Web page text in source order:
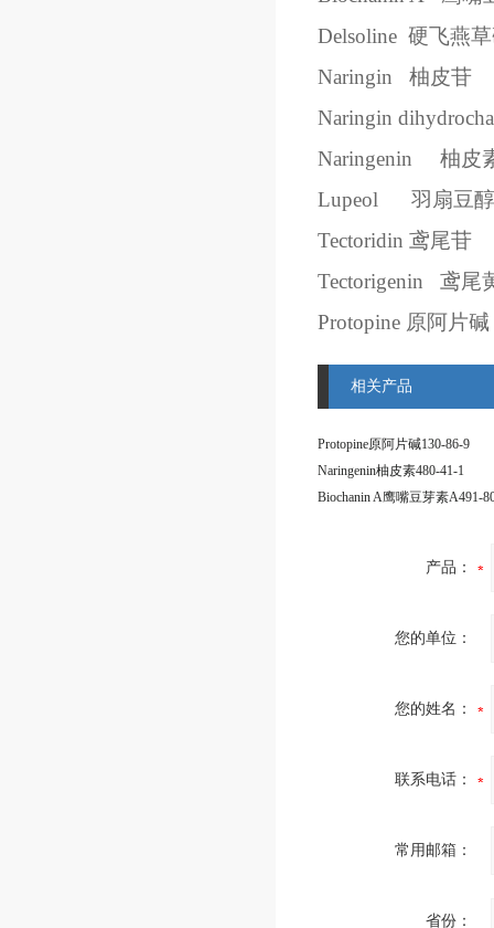
Delsoline 硬飞燕
Naringin
柚皮苷
Naringin
Naringenin
柚皮
Lupeol
羽扇豆醇
Tectoridin 鸢尾苷
Tectorigenin
鸢尾
Protopine 原阿片碱
相关产品
Protopine原阿片碱130-86-9
Naringenin柚皮素480-41-1
Biochanin A鹰嘴豆芽素A491-
产品：
您的单位：
您的姓名：
联系电话：
常用邮箱：
省份：